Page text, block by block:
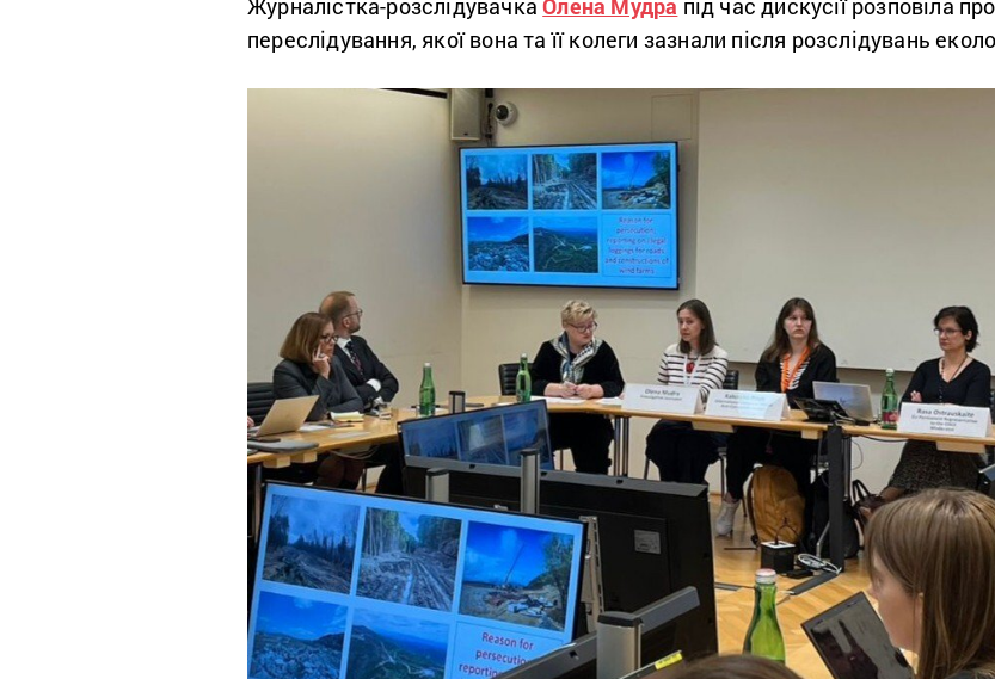
Журналістка-розслідувачкаОлена Мудра під час дискусії розповіла
переслідування, якої вона та її колеги зазнали після розслідувань